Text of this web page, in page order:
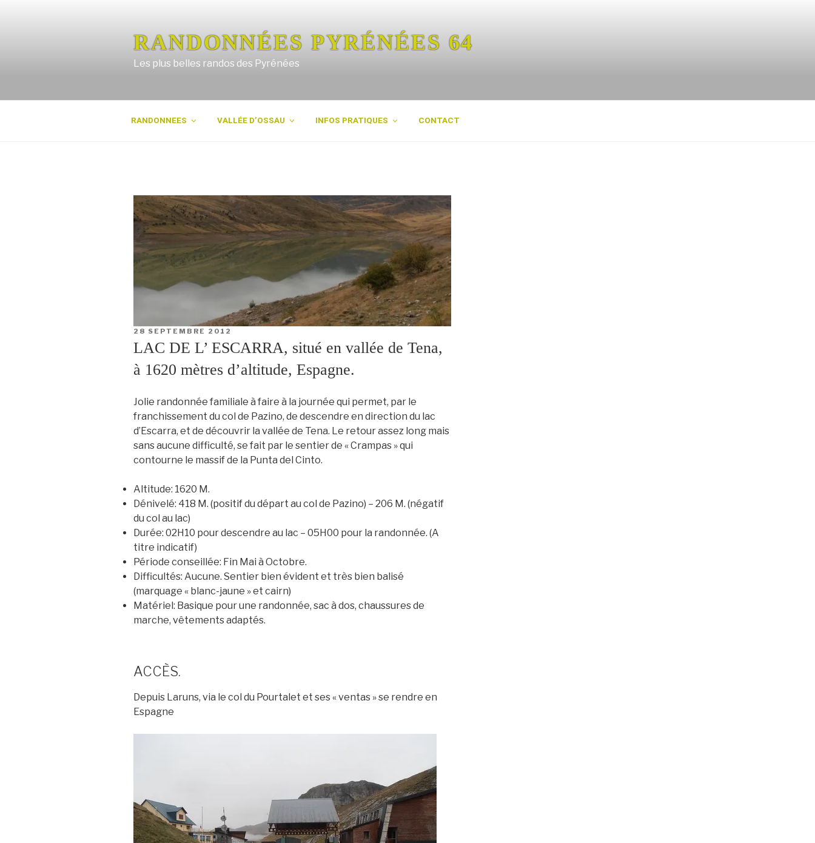
RANDONNÉES PYRÉNÉES 64
Les plus belles randos des Pyrénées
RANDONNEES VALLÉE D’OSSAU INFOS PRATIQUES CONTACT
PUBLIÉ
28 SEPTEMBRE 2012
LAC DE L’ ESCARRA, situé en vallée de Tena,
à 1620 mètres d’altitude, Espagne.
Jolie randonnée familiale à faire à la journée qui permet, par le
franchissement du col de Pazino, de descendre en direction du lac
d’Escarra, et de découvrir la vallée de Tena. Le retour assez long mais
sans aucune difficulté, se fait par le sentier de « Crampas » qui
contourne le massif de la Punta del Cinto.
Altitude: 1620 M.
Dénivelé: 418 M. (positif du départ au col de Pazino) – 206 M. (négatif
du col au lac)
Durée: 02H10 pour descendre au lac – 05H00 pour la randonnée. (A
titre indicatif)
Période conseillée: Fin Mai à Octobre.
Difficultés: Aucune. Sentier bien évident et très bien balisé
(marquage « blanc-jaune » et cairn)
Matériel: Basique pour une randonnée, sac à dos, chaussures de
marche, vêtements adaptés.
ACCÈS.
Depuis Laruns, via le col du Pourtalet et ses « ventas » se rendre en
Espagne